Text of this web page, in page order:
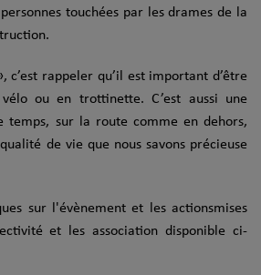
touchées par les drames de la
c’est rappeler qu’il est important d’être
ou en trottinette. C’est aussi une
temps, sur la route comme en dehors,
de vie que nous savons précieuse
sur l'évènement et les actionsmises
et les association disponible ci-